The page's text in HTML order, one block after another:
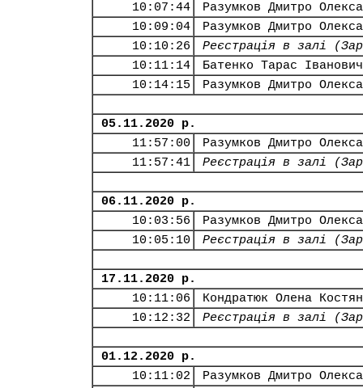
10:07:44
Разумков Дмитро
10:09:04
Разумков Дмитро
10:10:26
Реєстрація в залі
10:11:14
Батенко Тарас Іванович
10:14:15
Разумков Дмитро
05.11.2020 р.
11:57:00
Разумков Дмитро
11:57:41
Реєстрація в залі
06.11.2020 р.
10:03:56
Разумков Дмитро
10:05:10
Реєстрація в залі
17.11.2020 р.
10:11:06
Кондратюк Олена
10:12:32
Реєстрація в залі
01.12.2020 р.
10:11:02
Разумков Дмитро